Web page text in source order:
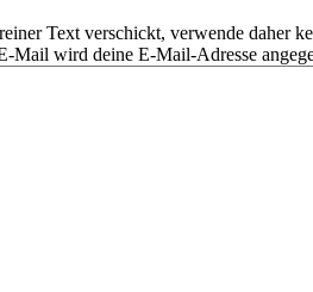
Text verschickt, verwende daher
Mail wird deine E-Mail-Adresse